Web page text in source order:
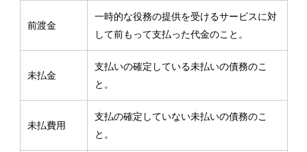
前渡金
一時的な役務の提供を受けるサービスに対
して前もって支払った代金のこと。
未払金
支払いの確定している未払いの債務のこ
と。
未払費用
支払の確定していない未払いの債務のこ
と。